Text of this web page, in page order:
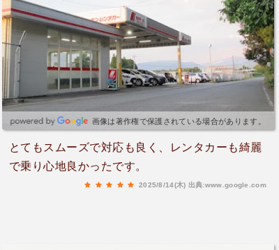
画像は著作権で保護されている場合があります。
とてもスムーズで対応も良く、レンタカーも綺麗
で乗り心地良かったです。
2025/8/14(木) 出典:www.google.com